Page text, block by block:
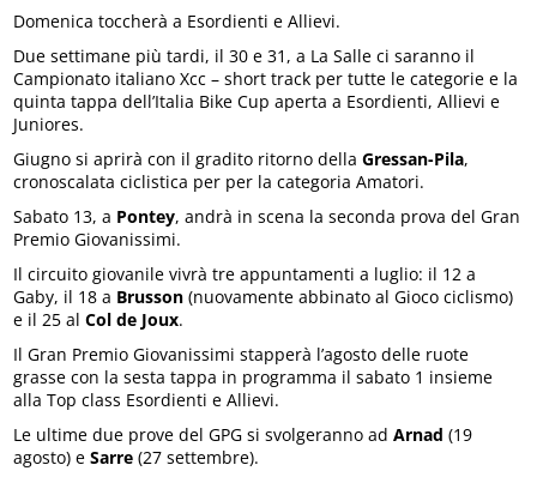
Domenica toccherà a Esordienti e Allievi.
Due settimane più tardi, il 30 e 31, a La Salle ci saranno il
Campionato italiano Xcc – short track per tutte le categorie e la
quinta tappa dell’Italia Bike Cup aperta a Esordienti, Allievi e
Juniores.
Giugno si aprirà con il gradito ritorno dellaGressan-Pila,
cronoscalata ciclistica per per la categoria Amatori.
Sabato 13, a Pontey, andrà in scena la seconda prova del Gran
Premio Giovanissimi.
Il circuito giovanile vivrà tre appuntamenti a luglio: il 12 a
Gaby, il 18 a Brusson (nuovamente abbinato al Gioco ciclismo)
e il 25 alCol de Joux.
Il Gran Premio Giovanissimi stapperà l’agosto delle ruote
grasse con la sesta tappa in programma il sabato 1 insieme
alla Top class Esordienti e Allievi.
Le ultime due prove del GPG si svolgeranno adArnad (19
agosto) eSarre (27 settembre).